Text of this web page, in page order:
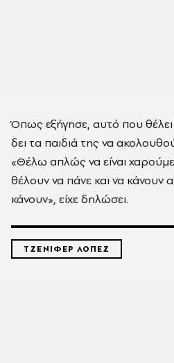
Όπως εξήγησε, αυτό που θέλει
δει τα παιδιά της να
«Θέλω απλώς να είναι
θέλουν να πάνε και να κάνουν
κάνουν», είχε δηλώσει.
ΤΖΕΝΙΦΕΡ ΛΟΠΕΖ